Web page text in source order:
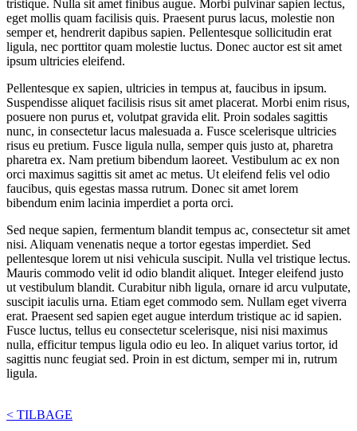
tristique. Nulla sit amet finibus augue. Morbi pulvinar sapien lectus,
eget mollis quam facilisis quis. Praesent purus lacus, molestie non
semper et, hendrerit dapibus sapien. Pellentesque sollicitudin erat
ligula, nec porttitor quam molestie luctus. Donec auctor est sit amet
ipsum ultricies eleifend.
Pellentesque ex sapien, ultricies in tempus at, faucibus in ipsum.
Suspendisse aliquet facilisis risus sit amet placerat. Morbi enim risus,
posuere non purus et, volutpat gravida elit. Proin sodales sagittis
nunc, in consectetur lacus malesuada a. Fusce scelerisque ultricies
risus eu pretium. Fusce ligula nulla, semper quis justo at, pharetra
pharetra ex. Nam pretium bibendum laoreet. Vestibulum ac ex non
orci maximus sagittis sit amet ac metus. Ut eleifend felis vel odio
faucibus, quis egestas massa rutrum. Donec sit amet lorem
bibendum enim lacinia imperdiet a porta orci.
Sed neque sapien, fermentum blandit tempus ac, consectetur sit amet
nisi. Aliquam venenatis neque a tortor egestas imperdiet. Sed
pellentesque lorem ut nisi vehicula suscipit. Nulla vel tristique lectus.
Mauris commodo velit id odio blandit aliquet. Integer eleifend justo
ut vestibulum blandit. Curabitur nibh ligula, ornare id arcu vulputate,
suscipit iaculis urna. Etiam eget commodo sem. Nullam eget viverra
erat. Praesent sed sapien eget augue interdum tristique ac id sapien.
Fusce luctus, tellus eu consectetur scelerisque, nisi nisi maximus
nulla, efficitur tempus ligula odio eu leo. In aliquet varius tortor, id
sagittis nunc feugiat sed. Proin in est dictum, semper mi in, rutrum
ligula.
< TILBAGE